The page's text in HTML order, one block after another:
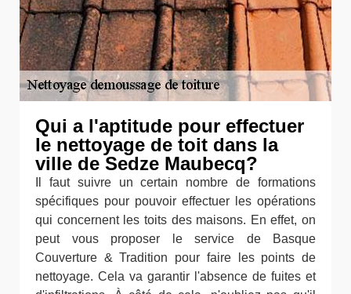
Qui a l'aptitude pour effectuer
le nettoyage de toit dans la
ville de Sedze Maubecq?
Il faut suivre un certain nombre de formations
spécifiques pour pouvoir effectuer les opérations
qui concernent les toits des maisons. En effet, on
peut vous proposer le service de Basque
Couverture & Tradition pour faire les points de
nettoyage. Cela va garantir l'absence de fuites et